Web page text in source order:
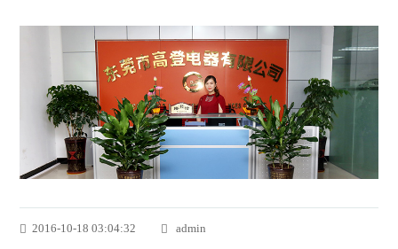
2016-10-18 03:04:32 admin